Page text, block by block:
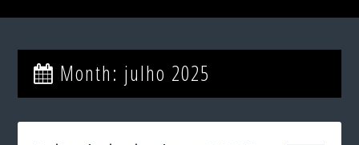
Month: julho 2025